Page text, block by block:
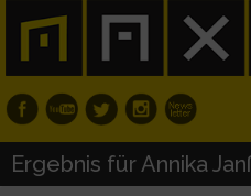
Ergebnis für Annika